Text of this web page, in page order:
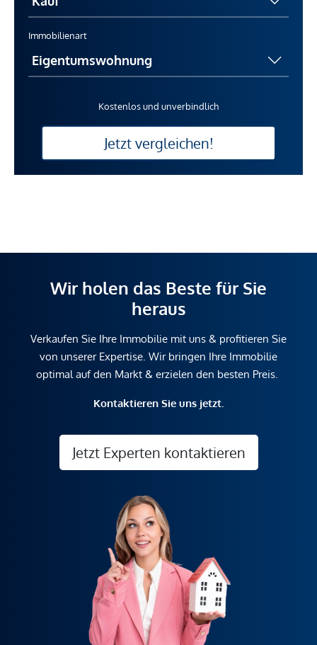
Immobilienart
Kostenlos und unverbindlich
Jetzt vergleichen!
Wir holen das Beste für Sie
heraus
Verkaufen Sie Ihre Immobilie mit uns & profitieren Sie
von unserer Expertise. Wir bringen Ihre Immobilie
optimal auf den Markt & erzielen den besten Preis.
Kontaktieren Sie uns jetzt.
Jetzt Experten kontaktieren